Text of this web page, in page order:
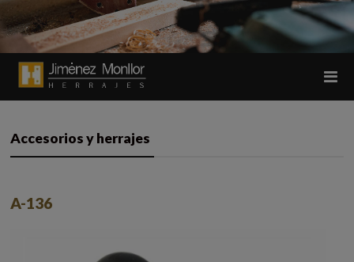
Accesorios y herrajes
A-136